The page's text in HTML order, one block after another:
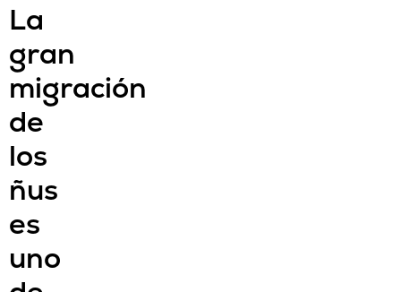
La
gran
migración
de
los
ñus
es
uno